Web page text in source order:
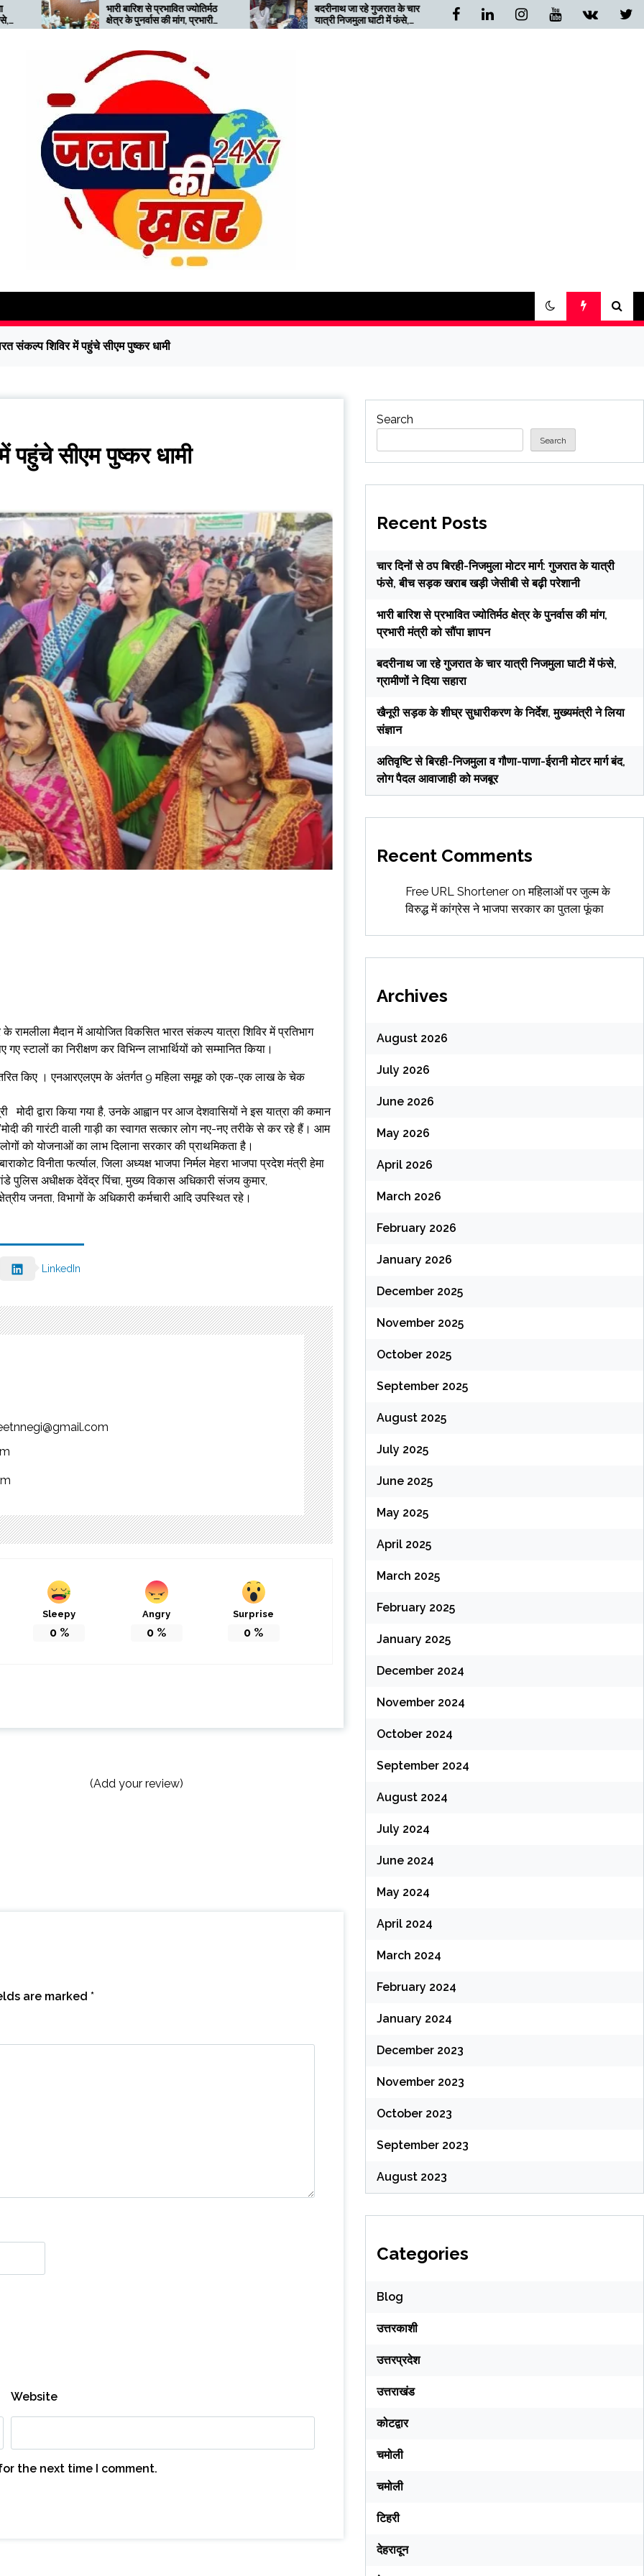
भारी बारिश से प्रभावित ज्योतिर्मठ
क्षेत्र के पुनर्वास की मांग, प्रभारी
मंत्री को सौंपा ज्ञापन
बदरीनाथ जा रहे गुजरात के चार
यात्री निजमुला घाटी में फंसे,
ग्रामीणों ने दिया सहारा
खैनूरी सड़क के शीघ्र सुधारीकरण
के निर्देश, मुख्यमंत्री ने लिया संज्ञान
संकल्प शिविर में पहुंचे सीएम पुष्कर धामी
पहुंचे सीएम पुष्कर धामी
मैदान में आयोजित विकसित भारत संकल्प यात्रा शिविर में प्रतिभाग
स्टालों का निरीक्षण कर विभिन्न लाभार्थियों को सम्मानित किया।
किए । एनआरएलएम के अंतर्गत 9 महिला समूह को एक-एक लाख के चेक
द्वारा किया गया है, उनके आह्वान पर आज देशवासियों ने इस यात्रा की कमान
की गारंटी वाली गाड़ी का स्वागत सत्कार लोग नए-नए तरीके से कर रहे हैं। आम
को योजनाओं का लाभ दिलाना सरकार की प्राथमिकता है।
विनीता फर्त्याल, जिला अध्यक्ष भाजपा निर्मल मेहरा भाजपा प्रदेश मंत्री हेमा
पुलिस अधीक्षक देवेंद्र पिंचा, मुख्य विकास अधिकारी संजय कुमार,
जनता, विभागों के अधिकारी कर्मचारी आदि उपस्थित रहे।
LinkedIn
Sleepy
0%
Angry
0 %
Surprise
0 %
(Add your review)
are marked *
Website
the next time I comment.
Search
Search
Recent Posts
चार दिनों से ठप बिरही-निजमुला मोटर मार्ग: गुजरात के यात्री
फंसे, बीच सड़क खराब खड़ी जेसीबी से बढ़ी परेशानी
भारी बारिश से प्रभावित ज्योतिर्मठ क्षेत्र के पुनर्वास की मांग,
प्रभारी मंत्री को सौंपा ज्ञापन
बदरीनाथ जा रहे गुजरात के चार यात्री निजमुला घाटी में फंसे,
ग्रामीणों ने दिया सहारा
खैनूरी सड़क के शीघ्र सुधारीकरण के निर्देश, मुख्यमंत्री ने लिया
संज्ञान
अतिवृष्टि से बिरही-निजमुला व गौणा-पाणा-ईरानी मोटर मार्ग बंद,
लोग पैदल आवाजाही को मजबूर
Recent Comments
Free URL Shorteneronमहिलाओं पर जुल्म के
विरुद्ध में कांग्रेस ने भाजपा सरकार का पुतला फूंका
Archives
August 2026
July 2026
June 2026
May 2026
April 2026
March 2026
February 2026
January 2026
December 2025
November 2025
October 2025
September 2025
August 2025
July 2025
June 2025
May 2025
April 2025
March 2025
February 2025
January 2025
December 2024
November 2024
October 2024
September 2024
August 2024
July 2024
June 2024
May 2024
April 2024
March 2024
February 2024
January 2024
December 2023
November 2023
October 2023
September 2023
August 2023
Categories
Blog
उत्तरकाशी
उत्तरप्रदेश
उत्तराखंड
कोटद्वार
चमोली
चमोली
टिहरी
देहरादून